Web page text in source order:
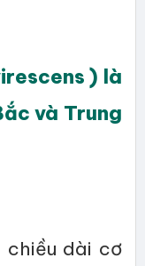
) là
và Trung
chiều dài cơ